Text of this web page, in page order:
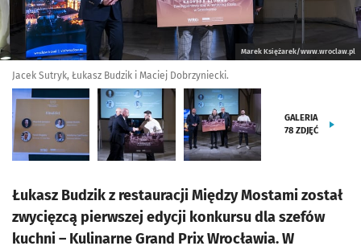
Marek Księżarek/www.wroclaw.pl
Jacek Sutryk, Łukasz Budzik i Maciej Dobrzyniecki.
GALERIA
78 ZDJĘĆ
Łukasz Budzik z restauracji Między Mostami został
zwycięzcą pierwszej edycji konkursu dla szefów
kuchni – Kulinarne Grand Prix Wrocławia. W